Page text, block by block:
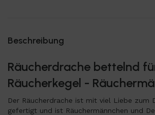
Beschreibung
Räucherdrache bettelnd
Räucherkegel -
Der Räucherdrache ist mit viel Liebe zum
gefertigt und ist Räuchermännchen und